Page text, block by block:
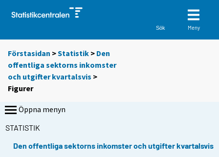
Sök Meny
Förstasidan >Statistik > Den
offentliga sektorns inkomster
och utgifter kvartalsvis >
Figurer
Öppna menyn
STATISTIK
Den offentliga sektorns inkomster och utgifter kvartalsvis